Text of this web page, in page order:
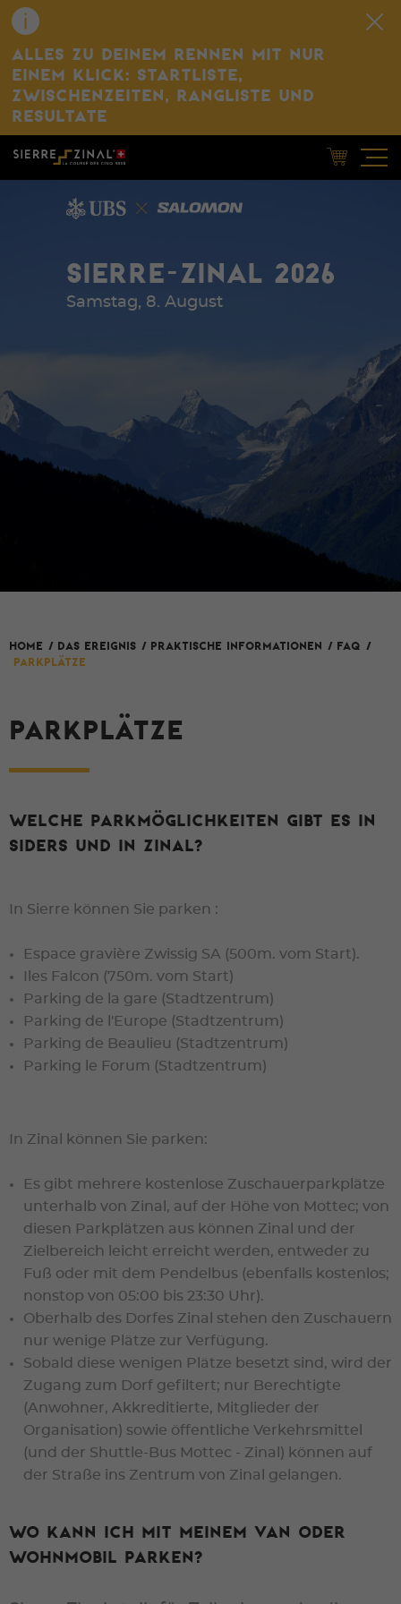
ALLES ZU DEINEM RENNEN MIT NUR
EINEM KLICK: STARTLISTE,
ZWISCHENZEITEN, RANGLISTE UND
RESULTATE
SIERRE-ZINAL 2026
Samstag, 8. August
HOME / Das Ereignis / Praktische Informationen / FAQ /
PARKPLÄTZE
PARKPLÄTZE
Welche Parkmöglichkeiten gibt es in
Siders und in Zinal?
In Sierre können Sie parken :
Espace gravière Zwissig SA (500m. vom Start).
Iles Falcon (750m. vom Start)
Parking de la gare (Stadtzentrum)
Parking de l'Europe (Stadtzentrum)
Parking de Beaulieu (Stadtzentrum)
Parking le Forum (Stadtzentrum)
In Zinal können Sie parken:
Es gibt mehrere kostenlose Zuschauerparkplätze
unterhalb von Zinal, auf der Höhe von Mottec; von
diesen Parkplätzen aus können Zinal und der
Zielbereich leicht erreicht werden, entweder zu
Fuß oder mit dem Pendelbus (ebenfalls kostenlos;
nonstop von 05:00 bis 23:30 Uhr).
Oberhalb des Dorfes Zinal stehen den Zuschauern
nur wenige Plätze zur Verfügung.
Sobald diese wenigen Plätze besetzt sind, wird der
Zugang zum Dorf gefiltert; nur Berechtigte
(Anwohner, Akkreditierte, Mitglieder der
Organisation) sowie öffentliche Verkehrsmittel
(und der Shuttle-Bus Mottec - Zinal) können auf
der Straße ins Zentrum von Zinal gelangen.
Wo kann ich mit meinem Van oder
Wohnmobil parken?